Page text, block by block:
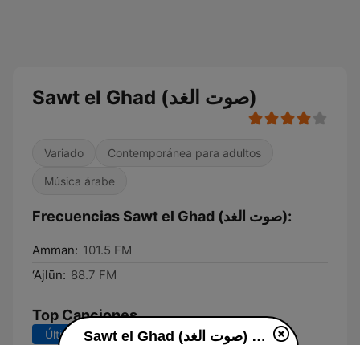
Sawt el Ghad (صوت الغد)
Variado Contemporánea para adultos
Música árabe
Frecuencias Sawt el Ghad (صوت الغد):
Amman: 101.5 FM
‘Ajlūn: 88.7 FM
Top Canciones
Últimos 7 días Últimos 30 días Sawt el Ghad (صوت الغد) en línea